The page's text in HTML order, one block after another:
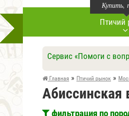
Купить,
Птичий
Сервис «Помоги с
Главная » Птичий рынок »
Абиссинская
фильтрация по